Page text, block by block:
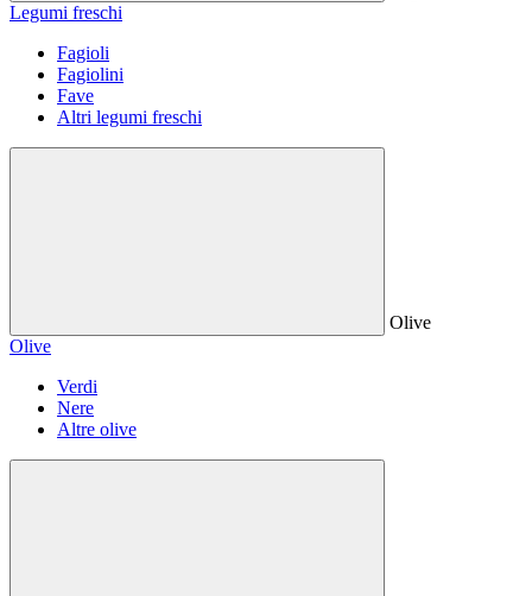
Legumi freschi
Fagioli
Fagiolini
Fave
Altri legumi freschi
Olive
Olive
Verdi
Nere
Altre olive